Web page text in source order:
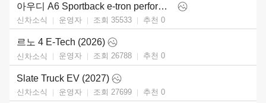
아우디 A6 Sportback e-tron performance [UK] (2025)
신차소식 운영자 조회 35533 추천 0
르노 4 E-Tech (2026)
신차소식 운영자 조회 26788 추천 0
Slate Truck EV (2027)
신차소식 운영자 조회 27699 추천 0